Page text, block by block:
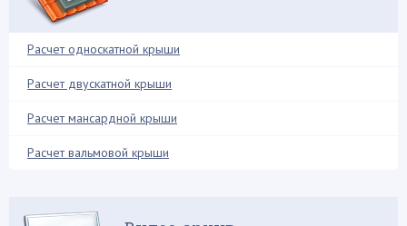
Межэтажное перекрытие
Молниезащита
Мягкая кровля
Натуральная кровля
Расчет односкатной крыши
Расчет двускатной крыши
Расчет мансардной крыши
Расчет вальмовой крыши